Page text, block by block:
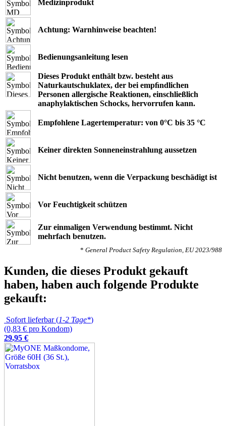
Medizinprodukt
Achtung: Warnhinweise beachten!
Bedienungsanleitung lesen
Dieses Produkt enthält bzw. besteht aus
Naturkautschuklatex, der bei empﬁndlichen
Personen allergische Reaktionen, einschließlich
anaphylaktischen Schocks, hervorrufen kann.
Empfohlene Lagertemperatur: von 0°C bis 35 °C
Keiner direkten Sonneneinstrahlung aussetzen
Nicht benutzen, wenn die Verpackung beschädigt ist
Vor Feuchtigkeit schützen
Zur einmaligen Verwendung bestimmt. Nicht
mehrfach benutzen.
* General Product Safety Regulation, EU 2023/988
Kunden, die dieses Produkt gekauft
haben, haben auch folgende Produkte
gekauft:
Sofort lieferbar (1-2 Tage*)
(0,83 € pro Kondom)
29,95 €